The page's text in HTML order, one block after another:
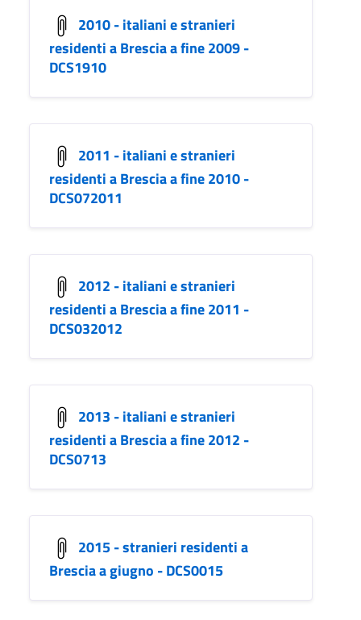
2010 - italiani e stranieri
residenti a Brescia a fine 2009 -
DCS1910
2011 - italiani e stranieri
residenti a Brescia a fine 2010 -
DCS072011
2012 - italiani e stranieri
residenti a Brescia a fine 2011 -
DCS032012
2013 - italiani e stranieri
residenti a Brescia a fine 2012 -
DCS0713
2015 - stranieri residenti a
Brescia a giugno - DCS0015